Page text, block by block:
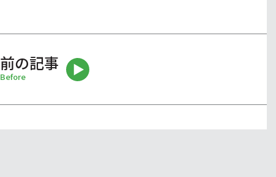
前の記事
Before